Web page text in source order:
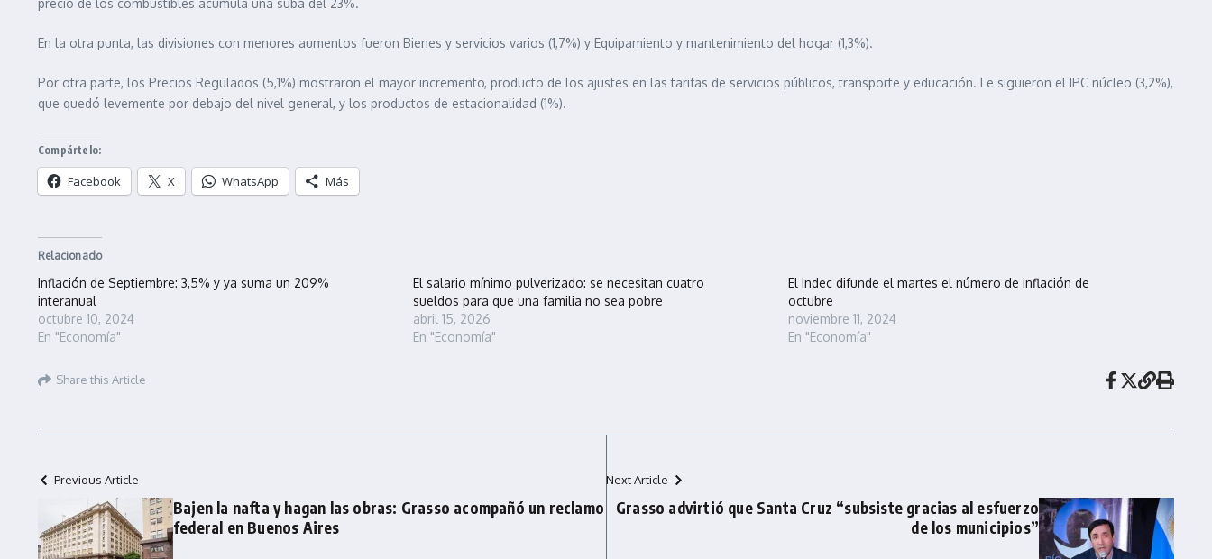
En la otra punta, las divisiones con menores aumentos fueron Bienes y servicios varios (1,7%) y Equipamiento y mantenimiento del hogar (1,3%).
Por otra parte, los Precios Regulados (5,1%) mostraron el mayor incremento, producto de los ajustes en las tarifas de servicios públicos, transporte y educación. Le siguieron el IPC núcleo (3,2%),
que quedó levemente por debajo del nivel general, y los productos de estacionalidad (1%).
Compártelo:
Facebook X WhatsApp Más
Relacionado
Inflación de Septiembre: 3,5% y ya suma un 209%
interanual
octubre 10, 2024
En "Economía"
El salario mínimo pulverizado: se necesitan cuatro
sueldos para que una familia no sea pobre
abril 15, 2026
En "Economía"
El Indec difunde el martes el número de inflación de
octubre
noviembre 11, 2024
En "Economía"
Share this Article
Previous Article
Bajen la nafta y hagan las obras: Grasso acompañó un reclamo
federal en Buenos Aires
Next Article
Grasso advirtió que Santa Cruz “subsiste gracias al esfuerzo
de los municipios”